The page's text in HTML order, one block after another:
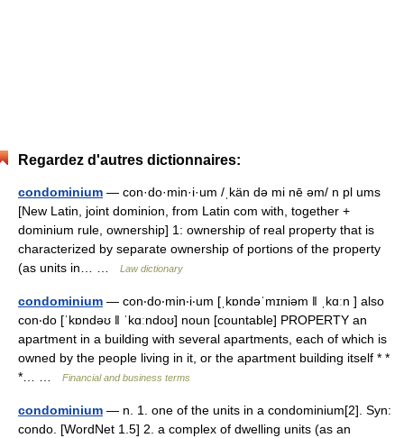
Regardez d'autres dictionnaires:
condominium — con·do·min·i·um /ˌkän də mi nē əm/ n pl ums
[New Latin, joint dominion, from Latin com with, together +
dominium rule, ownership] 1: ownership of real property that is
characterized by separate ownership of portions of the property
(as units in… …
Law dictionary
condominium — con‧do‧min‧i‧um [ˌkɒndəˈmɪniəm ǁ ˌkɑːn ] also
con‧do [ˈkɒndəʊ ǁ ˈkɑːndoʊ] noun [countable] PROPERTY an
apartment in a building with several apartments, each of which is
owned by the people living in it, or the apartment building itself * *
*… …
Financial and business terms
condominium — n. 1. one of the units in a condominium[2]. Syn:
condo. [WordNet 1.5] 2. a complex of dwelling units (as an